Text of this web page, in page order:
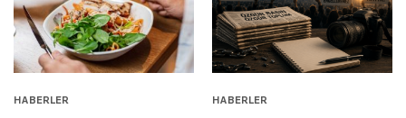
HABERLER HABERLER